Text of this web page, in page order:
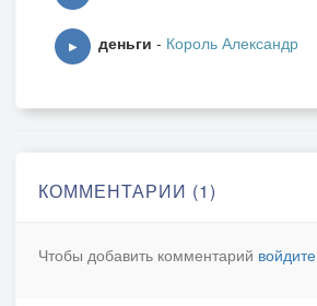
▶ деньги - Король Александр
КОММЕНТАРИИ (1)
Чтобы добавить комментарий